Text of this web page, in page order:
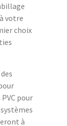
votre
choix
pour
à